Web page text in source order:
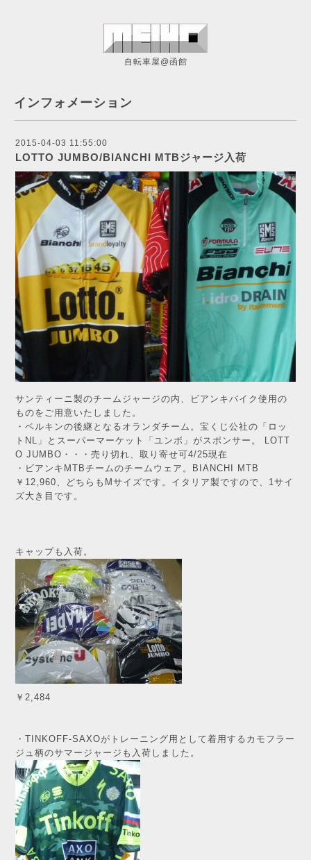
自転車屋@函館
インフォメーション
2015-04-03 11:55:00
LOTTO JUMBO/BIANCHI MTBジャージ入荷
サンティーニ製のチームジャージの内、ビアンキバイク使用の
ものをご用意いたしました。
・ベルキンの後継となるオランダチーム。宝くじ公社の「ロッ
トNL」とスーパーマーケット「ユンボ」がスポンサー。 LOTT
O JUMBO・・・売り切れ、取り寄せ可4/25現在
・ビアンキMTBチームのチームウェア。BIANCHI MTB
￥12,960、どちらもMサイズです。イタリア製ですので、1サイ
ズ大き目です。
キャップも入荷。
￥2,484
・TINKOFF-SAXOがトレーニング用として着用するカモフラー
ジュ柄のサマージャージも入荷しました。